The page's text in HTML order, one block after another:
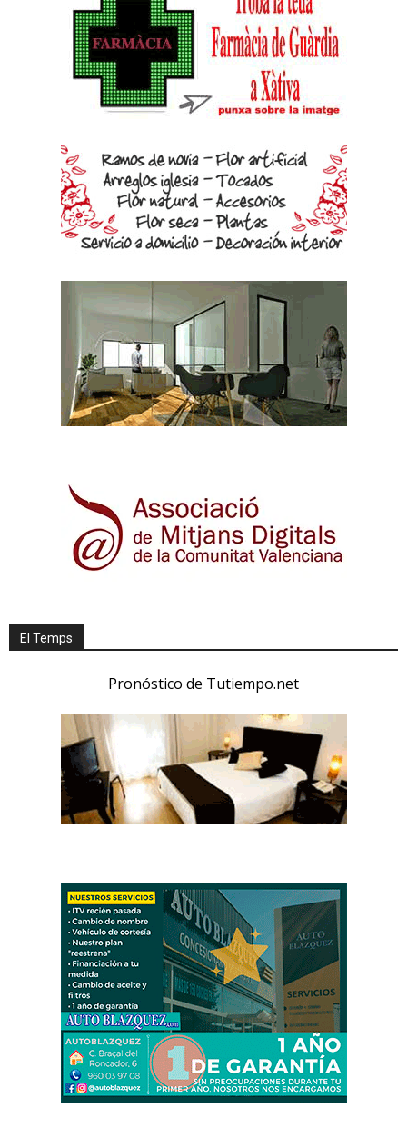
El Temps
Pronóstico de Tutiempo.net